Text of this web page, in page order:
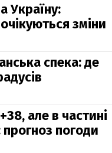
Україну:
зміни
спека: де
але в частині
погоди